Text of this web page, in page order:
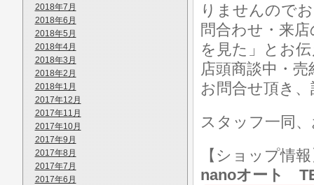
2018年7月
2018年6月
2018年5月
2018年4月
2018年3月
2018年2月
2018年1月
2017年12月
2017年11月
2017年10月
2017年9月
2017年8月
2017年7月
2017年6月
りませんので
問合わせ・来
を見た」とお
店頭商談中・
お問合せ頂き
スタッフ一同
【ショップ情
nanoオート